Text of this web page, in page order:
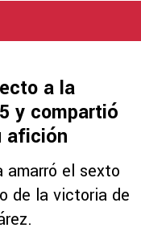
a la
y compartió
afición
amarró el sexto
de la victoria de